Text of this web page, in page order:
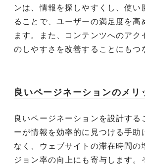
ンは、情報を探しやすくし、使い
ることで、ユーザーの満足度を高
ます。また、コンテンツへのアク
のしやすさを改善することにもつ
良いページネーションのメリ
良いページネーションを設計する
ーが情報を効率的に見つける手助
なく、ウェブサイトの滞在時間の
ジョン率の向上にも寄与します。